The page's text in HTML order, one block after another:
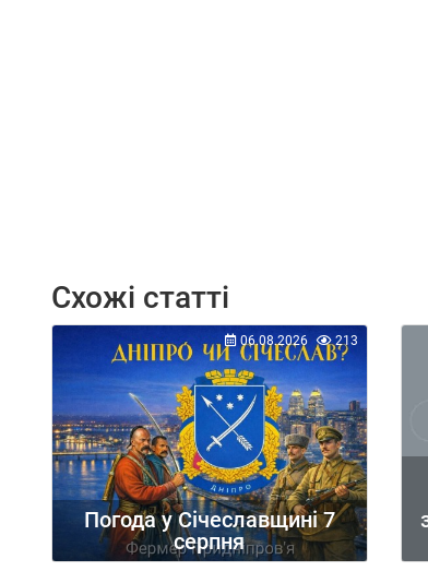
Схожі статті
Погода у Січеславщині 7
серпня
06.08.2026 213